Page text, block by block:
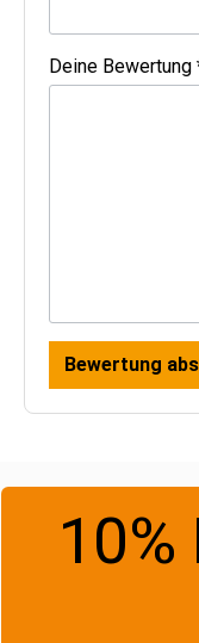
Deine Bewertung
Bewertung